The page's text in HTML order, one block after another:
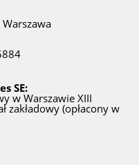
SE:
w WarszawieXIII
zakładowy (opłacony w